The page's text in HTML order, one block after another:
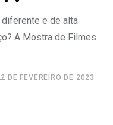
e de alta
A Mostra de Filmes
DE FEVEREIRO DE 2023